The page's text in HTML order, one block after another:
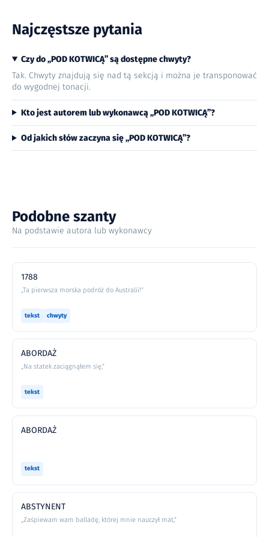
Najczęstsze pytania
Czy do „POD KOTWICĄ” są dostępne chwyty?
Tak. Chwyty znajdują się nad tą sekcją i można je transponować
do wygodnej tonacji.
Kto jest autorem lub wykonawcą „POD KOTWICĄ”?
Od jakich słów zaczyna się „POD KOTWICĄ”?
Podobne szanty
Na podstawie autora lub wykonawcy
1788
„Ta pierwsza morska podróż do Australii!”
tekst chwyty
ABORDAŻ
„Na statek zaciągnąłem się,”
tekst
ABORDAŻ
tekst
ABSTYNENT
„Zaśpiewam wam balladę, której mnie nauczył mat,”